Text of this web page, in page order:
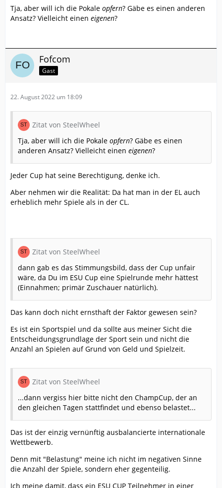
Tja, aber will ich die Pokale opfern? Gäbe es einen anderen
Ansatz? Vielleicht einen eigenen?
Fofcom
Gast
22. August 2022 um 18:09
Zitat von SteelWheel
Tja, aber will ich die Pokale opfern? Gäbe es einen
anderen Ansatz? Vielleicht einen eigenen?
Jeder Cup hat seine Berechtigung, denke ich.
Aber nehmen wir die Realität: Da hat man in der EL auch
erheblich mehr Spiele als in der CL.
Zitat von SteelWheel
dann gab es das Stimmungsbild, dass der Cup unfair
wäre, da Du im ESU Cup eine Spielrunde mehr hättest
(Einnahmen; primär Zuschauer natürlich).
Das kann doch nicht ernsthaft der Faktor gewesen sein?
Es ist ein Sportspiel und da sollte aus meiner Sicht die
Entscheidungsgrundlage der Sport sein und nicht die
Anzahl an Spielen auf Grund von Geld und Spielzeit.
Zitat von SteelWheel
...dann vergiss hier bitte nicht den ChampCup, der an
den gleichen Tagen stattfindet und ebenso belastet...
Das ist der einzig vernünftig ausbalancierte internationale
Wettbewerb.
Denn mit "Belastung" meine ich nicht im negativen Sinne
die Anzahl der Spiele, sondern eher gegenteilig.
Ich meine damit, dass ein ESU CUP Teilnehmer in einer